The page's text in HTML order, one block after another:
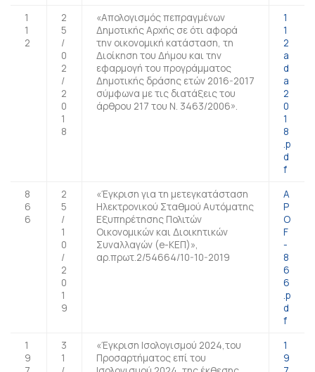
1
1
2
2
5
/
0
2
/
2
0
1
8
«Απολογισμός πεπραγμένων
Δημοτικής Αρχής σε ότι αφορά
την οικονομική κατάσταση, τη
Διοίκηση του Δήμου και την
εφαρμογή του προγράμματος
Δημοτικής δράσης ετών 2016-2017
σύμφωνα με τις διατάξεις του
άρθρου 217 του Ν. 3463/2006».
1
1
2
a
d
a
2
0
1
8
.p
d
f
8
6
6
2
5
/
1
0
/
2
0
1
9
«Έγκριση για τη μετεγκατάσταση
Ηλεκτρονικού Σταθμού Αυτόματης
Εξυπηρέτησης Πολιτών
Οικονομικών και Διοικητικών
Συναλλαγών (e-ΚΕΠ)»,
αρ.πρωτ.2/54664/10-10-2019
A
P
O
F
-
8
6
6
.p
d
f
1
9
3
1
«Έγκριση Ισολογισμού 2024,του
Προσαρτήματος επί του
1
9